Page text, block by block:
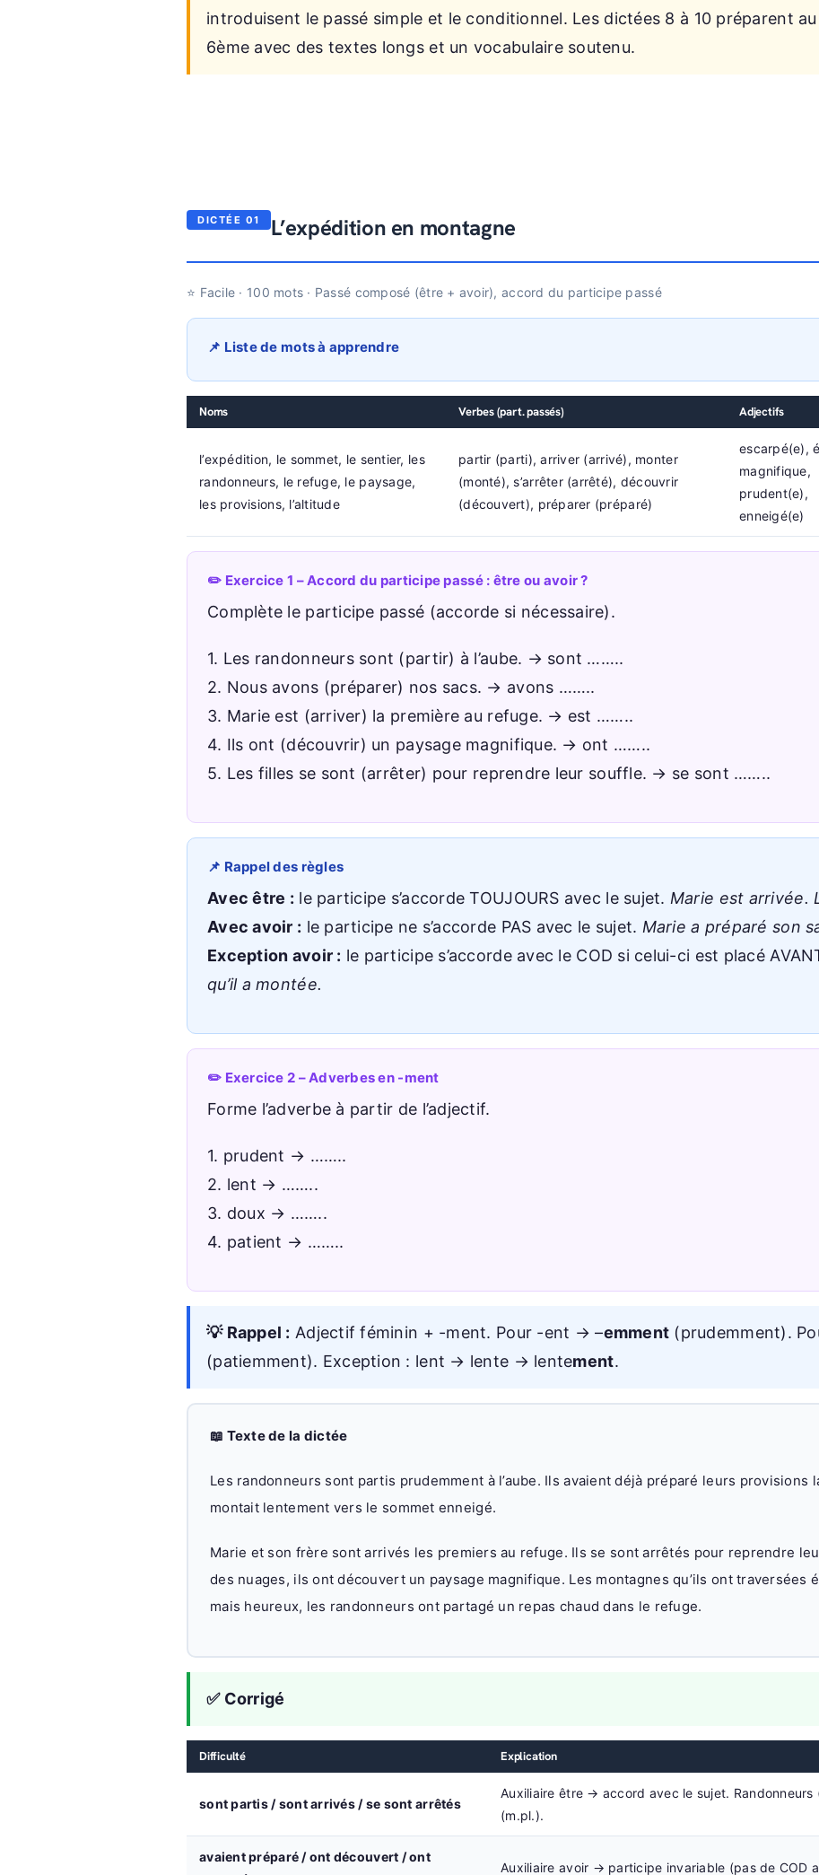
introduisent le passé simple et le conditionnel. Les dictées 8 à 10 préparent
6ème avec des textes longs et un vocabulaire soutenu.
DICTÉE 01 L’expédition en montagne
⭐ Facile · 100 mots · Passé composé (être + avoir), accord du participe passé
📌 Liste de mots à apprendre
Noms Verbes (part. passés) Adjectifs
l’expédition, le sommet, le sentier, les
randonneurs, le refuge, le paysage,
les provisions, l’altitude
partir (parti), arriver (arrivé), monter
(monté), s’arrêter (arrêté), découvrir
(découvert), préparer (préparé)
escarpé(e),
magnifique,
prudent(e),
enneigé(e)
✏️ Exercice 1 – Accord du participe passé : être ou avoir ?
Complète le participe passé (accorde si nécessaire).
1. Les randonneurs sont (partir) à l’aube. → sont ……..
2. Nous avons (préparer) nos sacs. → avons ……..
3. Marie est (arriver) la première au refuge. → est ……..
4. Ils ont (découvrir) un paysage magnifique. → ont ……..
5. Les filles se sont (arrêter) pour reprendre leur souffle. → se sont ……..
📌 Rappel des règles
Avec être : le participe s’accorde TOUJOURS avec le sujet. Marie est arrivée.
Avec avoir : le participe ne s’accorde PAS avec le sujet. Marie a préparé son
Exception avoir : le participe s’accorde avec le COD si celui-ci est placé
qu’il a montée.
✏️ Exercice 2 – Adverbes en -ment
Forme l’adverbe à partir de l’adjectif.
1. prudent → ……..
2. lent → ……..
3. doux → ……..
4. patient → ……..
💡 Rappel : Adjectif féminin + -ment. Pour -ent → –emment (prudemment).
(patiemment). Exception : lent → lente → lentement.
📖 Texte de la dictée
Les randonneurs sont partis prudemment à l’aube. Ils avaient déjà préparé leurs provisions
montait lentement vers le sommet enneigé.
Marie et son frère sont arrivés les premiers au refuge. Ils se sont arrêtés pour reprendre
des nuages, ils ont découvert un paysage magnifique. Les montagnes qu’ils ont traversées
mais heureux, les randonneurs ont partagé un repas chaud dans le refuge.
✅ Corrigé
Difficulté Explication
sont partis / sont arrivés / se sont arrêtés
Auxiliaire être → accord avec le sujet. Randonneurs
(m.pl.).
avaient préparé / ont découvert / ont
Auxiliaire avoir → participe invariable (pas de COD